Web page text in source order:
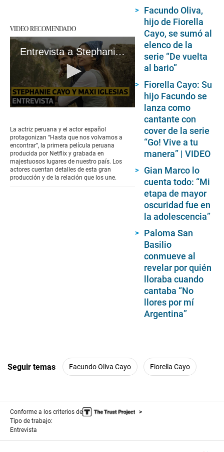
VIDEO RECOMENDADO
Entrevista a Stephanie Cayo y Maxi Iglesias, un amor real.
of
4
minutes,
22
seconds
La actriz peruana y el actor español
protagonizan “Hasta que nos volvamos a
encontrar”, la primera película peruana
producida por Netflix y grabada en
majestuosos lugares de nuestro país. Los
actores cuentan detalles de esta gran
producción y de la relación que los une.
Facundo Oliva,
hijo de Fiorella
Cayo, se sumó al
elenco de la
serie “De vuelta
al bario”
Fiorella Cayo: Su
hijo Facundo se
lanza como
cantante con
cover de la serie
“Go! Vive a tu
manera” | VIDEO
Gian Marco lo
cuenta todo: “Mi
etapa de mayor
oscuridad fue en
la adolescencia”
Paloma San
Basilio
conmueve al
revelar por quién
lloraba cuando
cantaba “No
llores por mí
Argentina”
Seguir temas Facundo Oliva Cayo Fiorella Cayo
Conforme a los criterios de
Tipo de trabajo:
Entrevista